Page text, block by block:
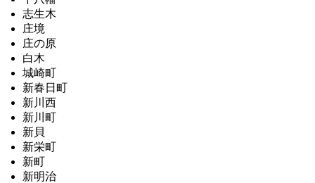
志生木
庄境
庄の原
白木
城崎町
新春日町
新川西
新川町
新貝
新栄町
新町
新明治